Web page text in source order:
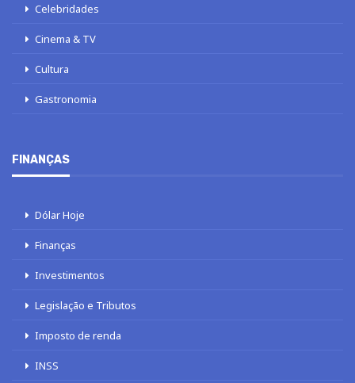
Celebridades
Cinema & TV
Cultura
Gastronomia
FINANÇAS
Dólar Hoje
Finanças
Investimentos
Legislação e Tributos
Imposto de renda
INSS